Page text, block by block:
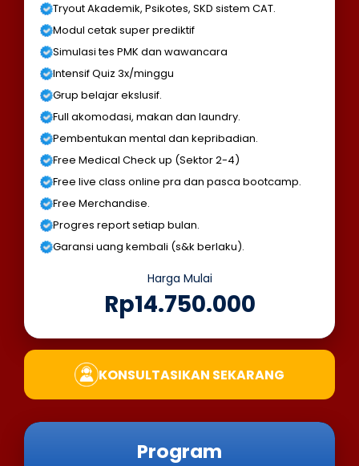
Tryout Akademik, Psikotes, SKD sistem CAT.
Modul cetak super prediktif
Simulasi tes PMK dan wawancara
Intensif Quiz 3x/minggu
Grup belajar ekslusif.
Full akomodasi, makan dan laundry.
Pembentukan mental dan kepribadian.
Free Medical Check up (Sektor 2-4)
Free live class online pra dan pasca bootcamp.
Free Merchandise.
Progres report setiap bulan.
Garansi uang kembali (s&k berlaku).
Harga Mulai
Rp14.750.000
KONSULTASIKAN SEKARANG
Program